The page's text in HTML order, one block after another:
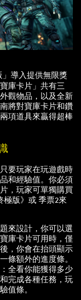
導入提供無限獎
庫卡片」共有三
觀物品，以及全新
將對寶庫卡片和鑽
項道具來贏得超棒
要玩家在玩遊戲時
和經驗值。你必須
，玩家可單獨購買
極版》或 季票2來
來設計，你可以選
庫卡片可用時，僅
，你會在抬頭顯示
條額外的進度條。
全看你能獲得多少
完成各種任務，玩
值條。